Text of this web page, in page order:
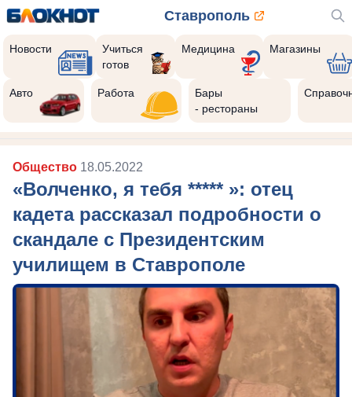
Ставрополь
Новости
Учиться
готов
Медицина Магазины
Авто Работа
Бары
- рестораны
Общество 18.05.2022
«Волченко, я тебя ***** »: отец
кадета рассказал подробности о
скандале с Президентским
училищем в Ставрополе